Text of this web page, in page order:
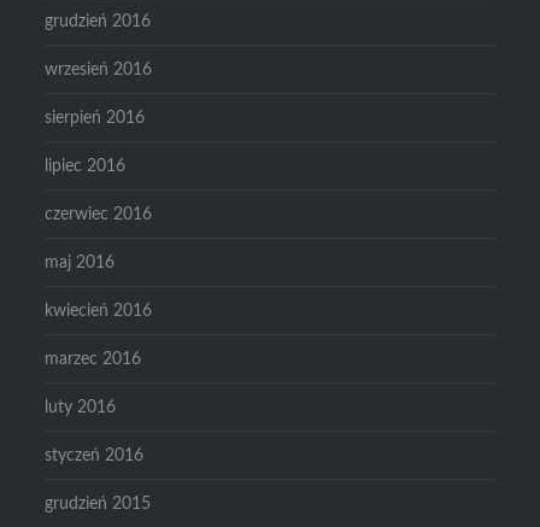
grudzień 2016
wrzesień 2016
sierpień 2016
lipiec 2016
czerwiec 2016
maj 2016
kwiecień 2016
marzec 2016
luty 2016
styczeń 2016
grudzień 2015